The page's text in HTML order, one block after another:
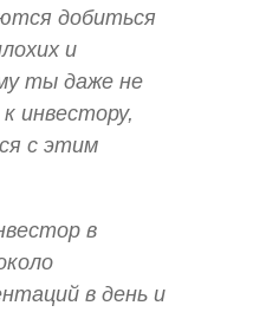
добиться
и
ты даже не
инвестору,
с этим
в
в день и